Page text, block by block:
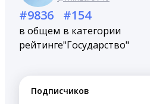
#9836
в общем
рейтинге
#154
в категории
"Государство"
Подписчиков